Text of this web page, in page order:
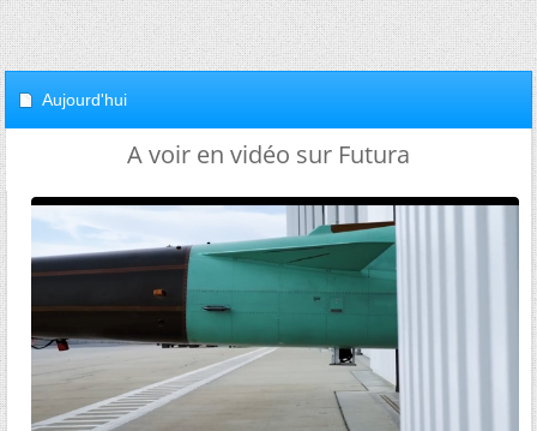
Aujourd'hui
A voir en vidéo sur Futura